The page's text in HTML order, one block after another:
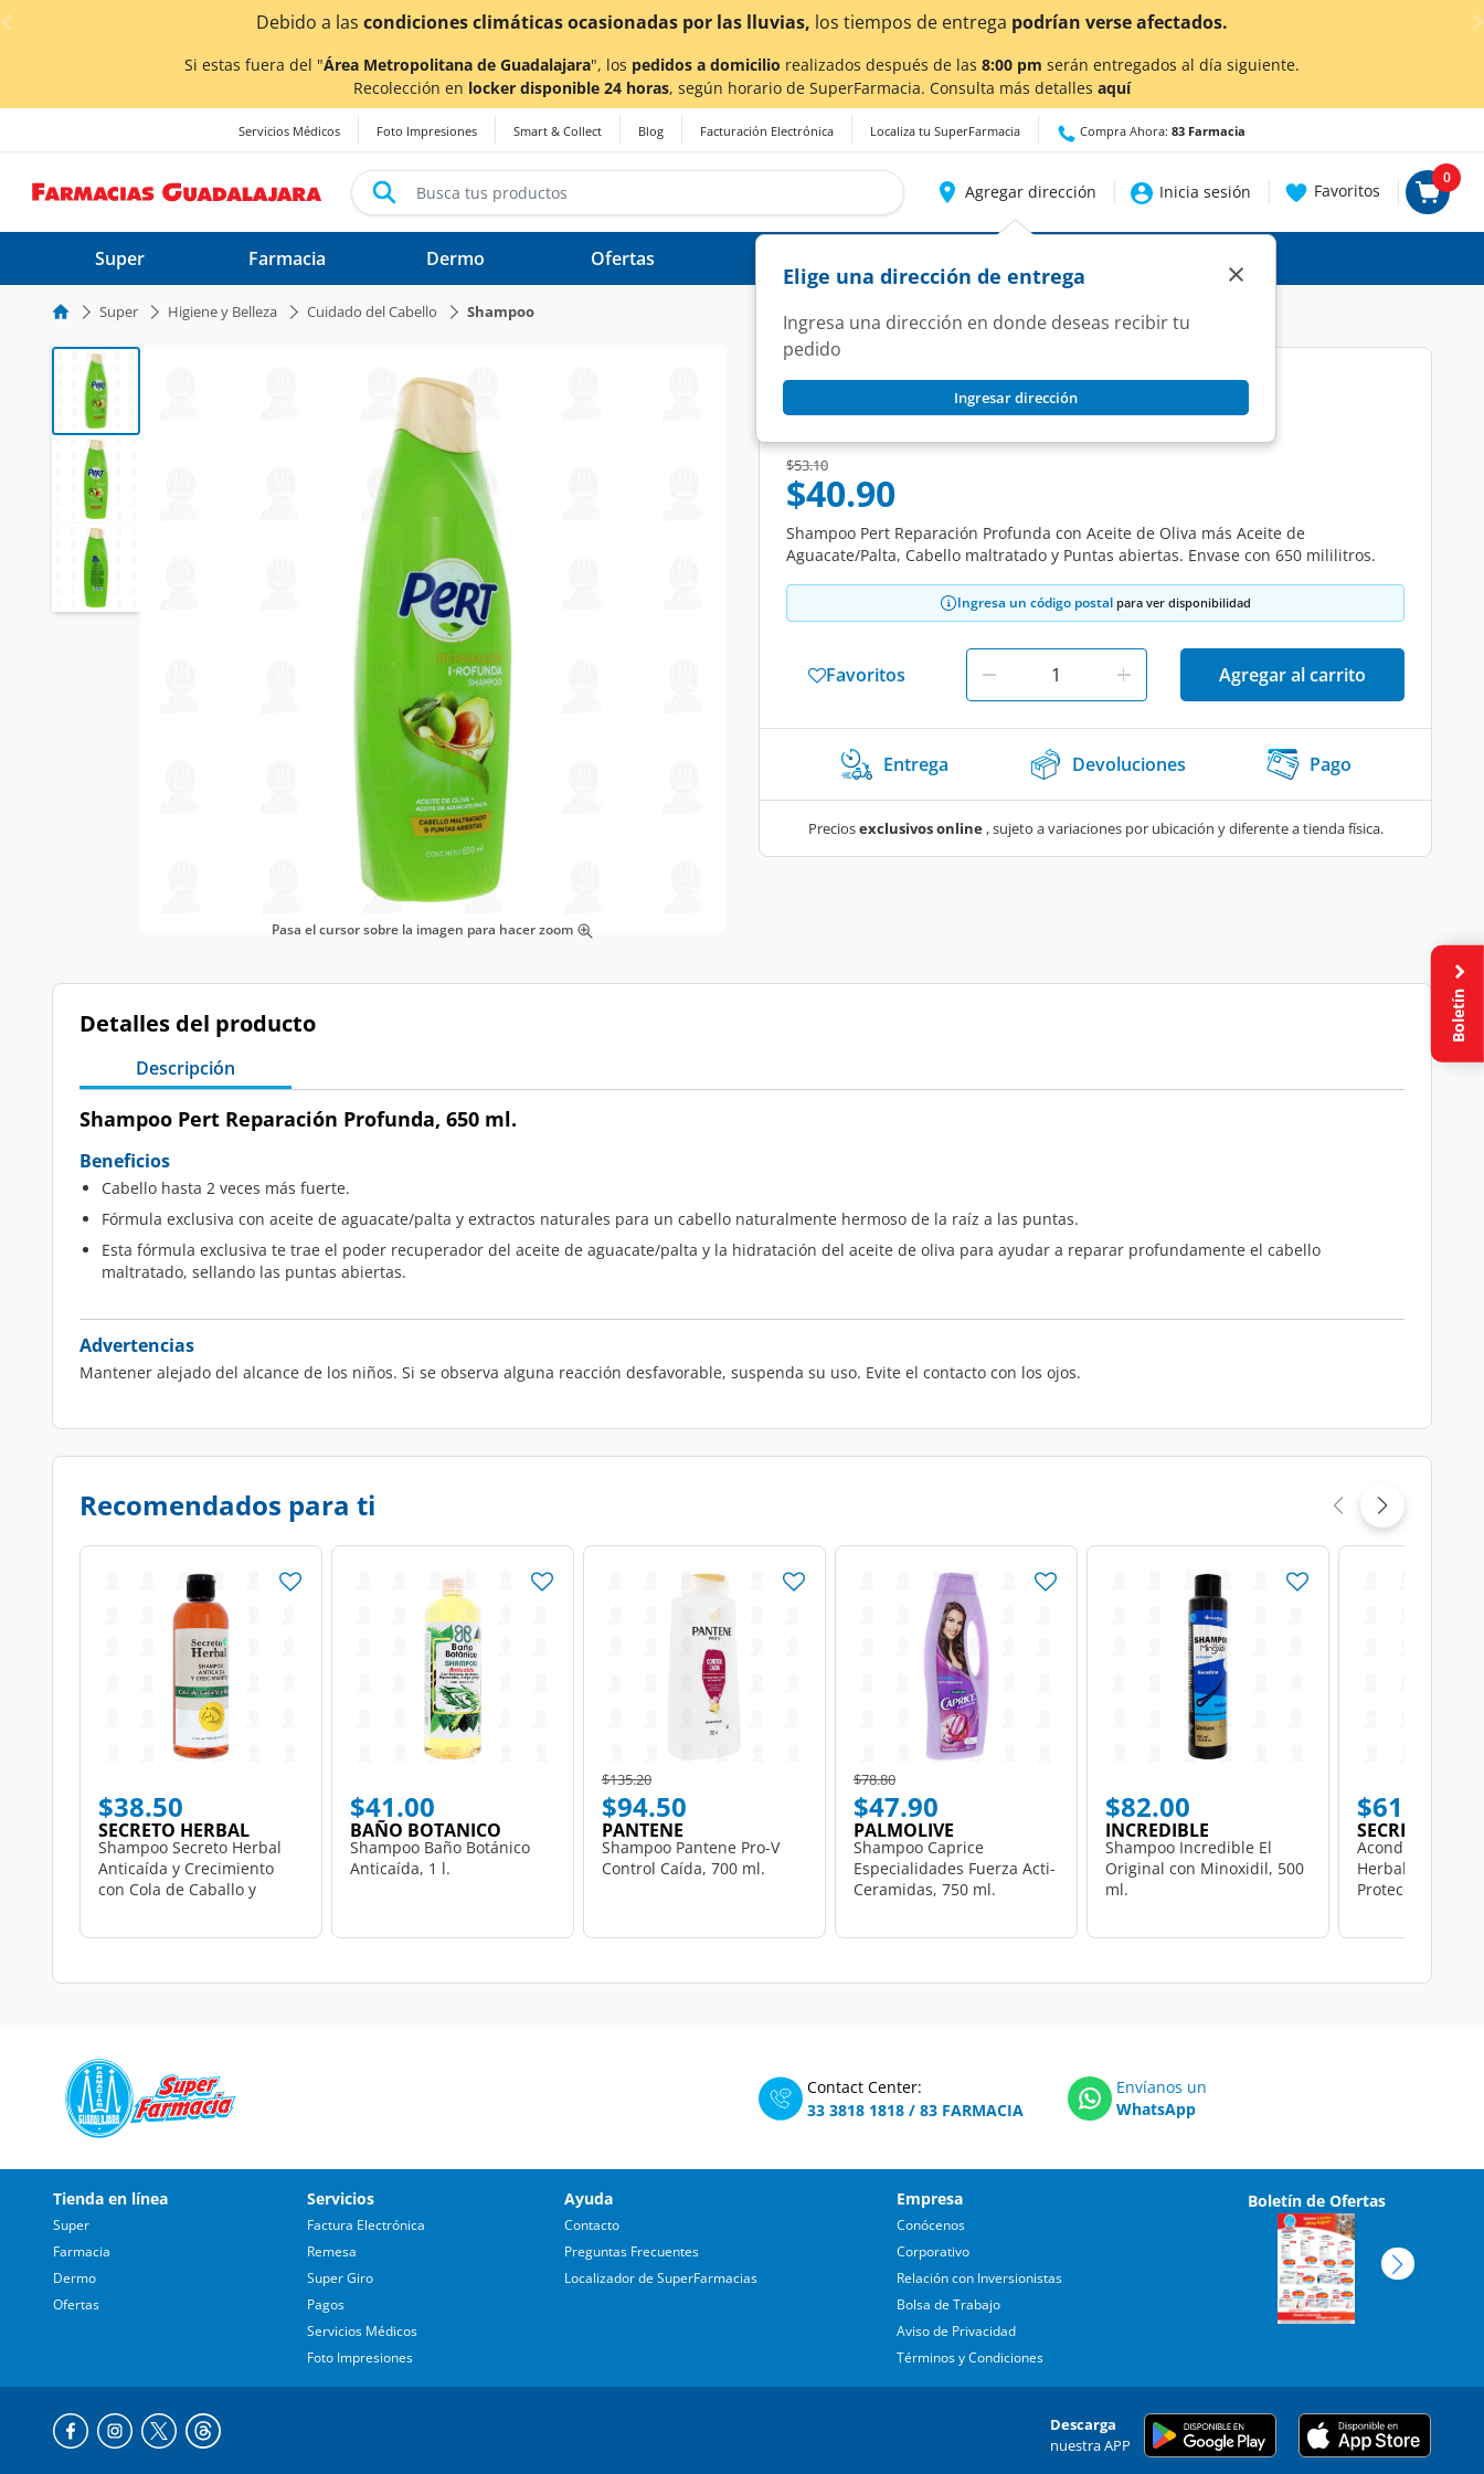
< div class="carousel-inner"> ¡Ahora también en Aguascalientes! Daclic aquípara conocer detalles.
Si estas fuera del "Área Metropolitana de Guadalajara", los pedidos a domicilio realizados después de las 8:00 pm serán entregados al día siguiente.
Recolección en locker disponible 24 horas, según horario de SuperFarmacia. Consulta más detalles aquí
Servicios Médicos Foto Impresiones Smart & Collect Blog Facturación Electrónica Localiza tu SuperFarmacia Compra Ahora: 83 Farmacia
Agregar dirección
Elige una dirección de entrega
Ingresa una dirección en donde deseas recibir tu
pedido
Ingresar dirección
×
Inicia sesión Favoritos
0
Super Farmacia Dermo Ofertas
Super Higiene y Belleza Cuidado del Cabello Shampoo
Pasa el cursor sobre la imagen para hacer zoom
PERT
Shampoo Pert Reparación Profunda, 650 ml.
Price reduced from
$53.10to
$40.90
Shampoo Pert Reparación Profunda con Aceite de Oliva más Aceite de
Aguacate/Palta, Cabello maltratado y Puntas abiertas. Envase con 650 mililitros.
Ingresa un código postal para ver disponibilidad
Favoritos Agregar al carrito
Entrega Devoluciones Pago
Preciosexclusivos online, sujeto a variaciones por ubicación y diferente a tienda física.
Detalles del producto
Descripción
Shampoo Pert Reparación Profunda, 650 ml.
Beneficios
Cabello hasta 2 veces más fuerte.
Fórmula exclusiva con aceite de aguacate/palta y extractos naturales para un cabello naturalmente hermoso de la raíz a las puntas.
Esta fórmula exclusiva te trae el poder recuperador del aceite de aguacate/palta y la hidratación del aceite de oliva para ayudar a reparar profundamente el cabello
maltratado, sellando las puntas abiertas.
Advertencias
Mantener alejado del alcance de los niños. Si se observa alguna reacción desfavorable, suspenda su uso. Evite el contacto con los ojos.
Recomendados para ti
$38.50
SECRETO HERBAL
Shampoo Secreto Herbal
Anticaída y Crecimiento
con Cola de Caballo y
$41.00
BAÑO BOTANICO
Shampoo Baño Botánico
Anticaída, 1 l.
Price reduced from
$135.20to
$94.50
PANTENE
Shampoo Pantene Pro-V
Control Caída, 700 ml.
Price reduced from
$78.80to
$47.90
PALMOLIVE
Shampoo Caprice
Especialidades Fuerza Acti-
Ceramidas, 750 ml.
$82.00
INCREDIBLE
Shampoo Incredible El
Original con Minoxidil, 500
ml.
$61.50
SECRETO
Acondicionador
Herbal
Protección Total
Contact Center:
33 3818 1818 / 83 FARMACIA
Envíanos un
WhatsApp
Tienda en línea
Super
Farmacia
Dermo
Ofertas
Servicios
Factura Electrónica
Remesa
Super Giro
Pagos
Servicios Médicos
Foto Impresiones
Ayuda
Contacto
Preguntas Frecuentes
Localizador de SuperFarmacias
Empresa
Conócenos
Corporativo
Relación con Inversionistas
Bolsa de Trabajo
Aviso de Privacidad
Términos y Condiciones
Boletín de Ofertas
Descarga
nuestra APP
Boletín